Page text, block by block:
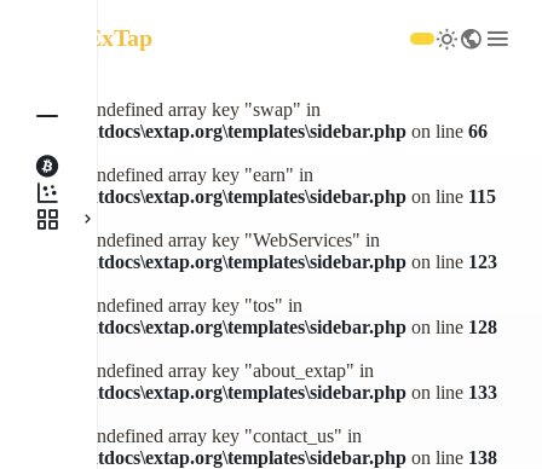
: Undefined array key "swap" in
C:\xampp\htdocs\extap.org\templates\sidebar.php on line 66
Warning
: Undefined array key "earn" in
C:\xampp\htdocs\extap.org\templates\sidebar.php on line 115
: Undefined array key "WebServices" in
C:\xampp\htdocs\extap.org\templates\sidebar.php on line 123
: Undefined array key "tos" in
C:\xampp\htdocs\extap.org\templates\sidebar.php on line 128
: Undefined array key "about_extap" in
C:\xampp\htdocs\extap.org\templates\sidebar.php on line 133
: Undefined array key "contact_us" in
C:\xampp\htdocs\extap.org\templates\sidebar.php on line 138
ExTap